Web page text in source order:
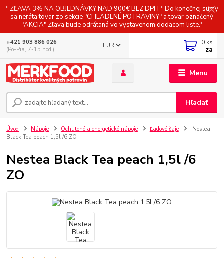
* ZĽAVA 3% NA OBJEDNÁVKY NAD 900€ BEZ DPH * Do konečnej sumy
sa neráta tovar zo sekcie "CHLADENÉ POTRAVINY" a tovar označený
"AKCIA" Zľava bude odrátaná vo vystavenom dodacom liste.*
Menu
EUR
Hľadať
+421 903 886 026
(Po-Pia, 7-15 hod.)
0 ks
za
Úvod Nápoje Ochutené a energetické nápoje Ľadové čaje
Nestea
Black Tea peach 1,5l /6 ZO
Nestea Black Tea peach 1,5l /6
ZO